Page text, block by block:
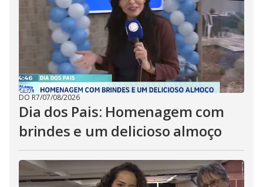
DO R7/07/08/2026
Dia dos Pais: Homenagem com
brindes e um delicioso almoço